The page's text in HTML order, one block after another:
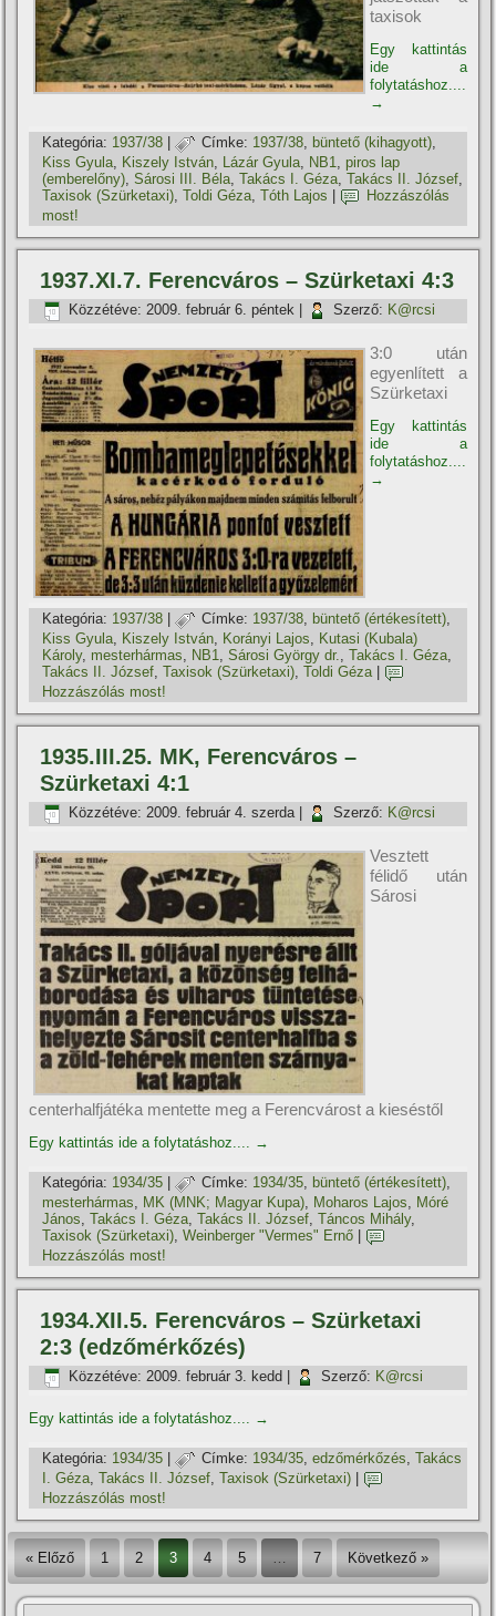
taxisok
Egy kattintás
ide a
folytatáshoz....
→
Kategória: 1937/38 | Címke: 1937/38, büntető (kihagyott),
Kiss Gyula
Kiszely István Lázár Gyula NB1 ,piros lap
(emberelőny) ,Sárosi III. Béla ,Takács I. Géza ,Takács II. József
Taxisok (Szürketaxi),Toldi Géza,Tóth Lajos
Hozzászólás
most!
1937.XI.7. Ferencváros – Szürketaxi 4:3
Közzétéve: 2009. február 6. péntek Szerző: K@rcsi
3:0 után
egyenlített a
Szürketaxi
Egy kattintás
ide a
folytatáshoz....
→
Kategória: 1937/38 | Címke: 1937/38, büntető (értékesí­tett),
Kiss Gyula
Kiszely István Korányi Lajos
Kutasi (Kubala)
Károly, mesterhármas NB1 ,Sárosi György dr. ,Takács I. Géza
Takács II. József,Taxisok (Szürketaxi),Toldi Géza|
Hozzászólás most!
1935.III.25. MK, Ferencváros –
Szürketaxi 4:1
Közzétéve: 2009. február 4. szerda| Szerző: K@rcsi
Vesztett
félidő után
Sárosi
centerhalfjátéka mentette meg a Ferencvárost a kieséstől
Egy kattintás ide a folytatáshoz.... →
Kategória: 1934/35 | Címke: 1934/35, büntető (értékesí­tett),
mesterhármas
MK (MNK; Magyar Kupa) Moharos Lajos
Móré
János ,Takács I. Géza ,Takács II. József ,Táncos Mihály,
Taxisok (Szürketaxi),Weinberger "Vermes" Ernő
Hozzászólás most!
1934.XII.5. Ferencváros – Szürketaxi
2:3 (edzőmérkőzés)
Közzétéve: 2009. február 3. kedd Szerző: K@rcsi
Egy kattintás ide a folytatáshoz.... →
Kategória: 1934/35 | Címke: 1934/35,edzőmérkőzés,Takács
I. Géza,Takács II. József,Taxisok (Szürketaxi)
Hozzászólás most!
« Előző 1 2 3 4 5 7 Következő »